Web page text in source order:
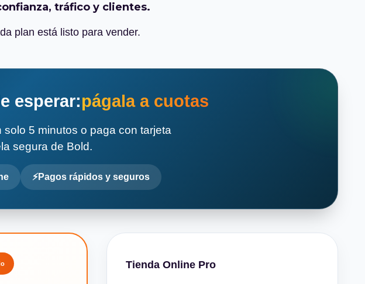
tráfico y clientes.
plan está listo para vender.
esperar:págala a cuotas
5 minutos o paga con tarjeta
segura de Bold.
Pagos rápidos y seguros
Tienda Online Pro